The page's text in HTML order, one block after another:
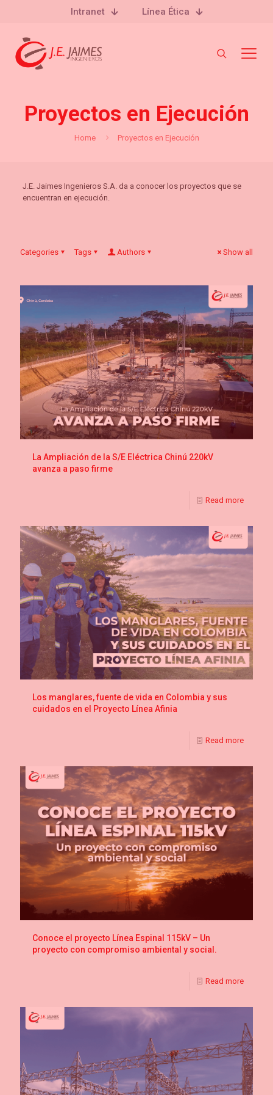
Intranet Línea Ética
Proyectos en Ejecución
Home Proyectos en Ejecución
J.E. Jaimes Ingenieros S.A. da a conocer los proyectos que se
encuentran en ejecución.
Categories Tags Authors Show all
La Ampliación de la S/E Eléctrica Chinú 220kV
avanza a paso firme
Read more
Los manglares, fuente de vida en Colombia y sus
cuidados en el Proyecto Línea Afinia
Read more
Conoce el proyecto Línea Espinal 115kV – Un
proyecto con compromiso ambiental y social.
Read more